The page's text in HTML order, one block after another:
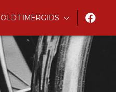
OLDTIMERGIDS